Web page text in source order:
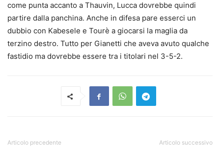
come punta accanto a Thauvin, Lucca dovrebbe quindi
partire dalla panchina. Anche in difesa pare esserci un
dubbio con Kabesele e Tourè a giocarsi la maglia da
terzino destro. Tutto per Gianetti che aveva avuto qualche
fastidio ma dovrebbe essere tra i titolari nel 3-5-2.
Articolo precedente Articolo successivo